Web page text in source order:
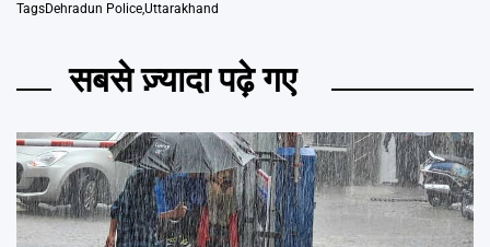
TagsDehradun Police,Uttarakhand
सबसे ज़्यादा पढ़े गए